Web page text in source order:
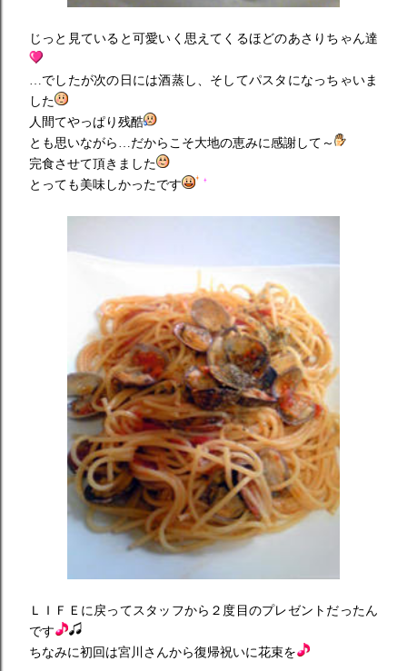
じっと見ていると可愛いく思えてくるほどのあさりちゃん達
…でしたが次の日には酒蒸し、そしてパスタになっちゃいま
した
人間てやっぱり残酷
とも思いながら…だからこそ大地の恵みに感謝して～
完食させて頂きました
とっても美味しかったです
ＬＩＦＥに戻ってスタッフから２度目のプレゼントだったん
です
ちなみに初回は宮川さんから復帰祝いに花束を